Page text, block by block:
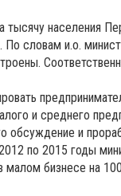
тысячу населения
По словам и.о.
и среднего
обсуждение и
по 2015 годы
малом бизнесе на